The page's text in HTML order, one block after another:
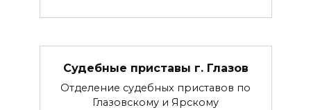
Судебные приставы г. Глазов
Отделение судебных приставов по
Глазовскому и Ярскому